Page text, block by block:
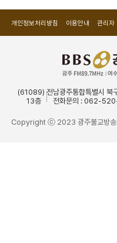
개인정보처리방침 이용안내 관리자
(61089) 전남광주통합특별시 북
13층
전화문의 : 062-
Copyright ⓒ 2023 광주불교방